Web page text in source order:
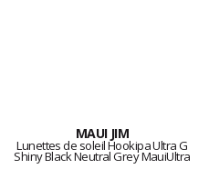
MAUI JIM
Lunettes de soleil Hookipa Ultra G
Shiny Black Neutral Grey MauiUltra